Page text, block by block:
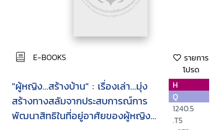
E-BOOKS
รายการ
โปรด
"ผู้หญิง...สร้างบ้าน" : เรื่องเล่า...มุ่ง
สร้างทางสลัมจากประสบการณ์การ
พัฒนาสิทธิในที่อยู่อาศัยของผู้หญิง
H
Q
1240.5
.T5